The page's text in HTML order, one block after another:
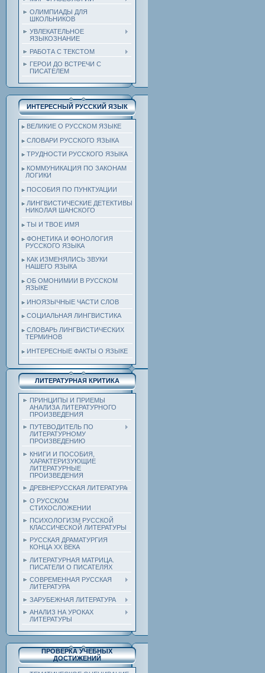
ОЛИМПИАДЫ ДЛЯ
ШКОЛЬНИКОВ
УВЛЕКАТЕЛЬНОЕ
ЯЗЫКОЗНАНИЕ
РАБОТА С ТЕКСТОМ
ГЕРОИ ДО ВСТРЕЧИ С
ПИСАТЕЛЕМ
ИНТЕРЕСНЫЙ РУССКИЙ ЯЗЫК
ВЕЛИКИЕ О РУССКОМ ЯЗЫКЕ
СЛОВАРИ РУССКОГО ЯЗЫКА
ТРУДНОСТИ РУССКОГО ЯЗЫКА
КОММУНИКАЦИЯ ПО ЗАКОНАМ
ЛОГИКИ
ПОСОБИЯ ПО ПУНКТУАЦИИ
ЛИНГВИСТИЧЕСКИЕ ДЕТЕКТИВЫ
НИКОЛАЯ ШАНСКОГО
ТЫ И ТВОЕ ИМЯ
ФОНЕТИКА И ФОНОЛОГИЯ
РУССКОГО ЯЗЫКА
КАК ИЗМЕНЯЛИСЬ ЗВУКИ
НАШЕГО ЯЗЫКА
ОБ ОМОНИМИИ В РУССКОМ
ЯЗЫКЕ
ИНОЯЗЫЧНЫЕ ЧАСТИ СЛОВ
СОЦИАЛЬНАЯ ЛИНГВИСТИКА
СЛОВАРЬ ЛИНГВИСТИЧЕСКИХ
ТЕРМИНОВ
ИНТЕРЕСНЫЕ ФАКТЫ О ЯЗЫКЕ
ЛИТЕРАТУРНАЯ КРИТИКА
ПРИНЦИПЫ И ПРИЕМЫ
АНАЛИЗА ЛИТЕРАТУРНОГО
ПРОИЗВЕДЕНИЯ
ПУТЕВОДИТЕЛЬ ПО
ЛИТЕРАТУРНОМУ
ПРОИЗВЕДЕНИЮ
КНИГИ И ПОСОБИЯ,
ХАРАКТЕРИЗУЮЩИЕ
ЛИТЕРАТУРНЫЕ
ПРОИЗВЕДЕНИЯ
ДРЕВНЕРУССКАЯ ЛИТЕРАТУРА
О РУССКОМ
СТИХОСЛОЖЕНИИ
ПСИХОЛОГИЗМ РУССКОЙ
КЛАССИЧЕСКОЙ ЛИТЕРАТУРЫ
РУССКАЯ ДРАМАТУРГИЯ
КОНЦА ХХ ВЕКА
ЛИТЕРАТУРНАЯ МАТРИЦА.
ПИСАТЕЛИ О ПИСАТЕЛЯХ
СОВРЕМЕННАЯ РУССКАЯ
ЛИТЕРАТУРА
ЗАРУБЕЖНАЯ ЛИТЕРАТУРА
АНАЛИЗ НА УРОКАХ
ЛИТЕРАТУРЫ
ПРОВЕРКА УЧЕБНЫХ
ДОСТИЖЕНИЙ